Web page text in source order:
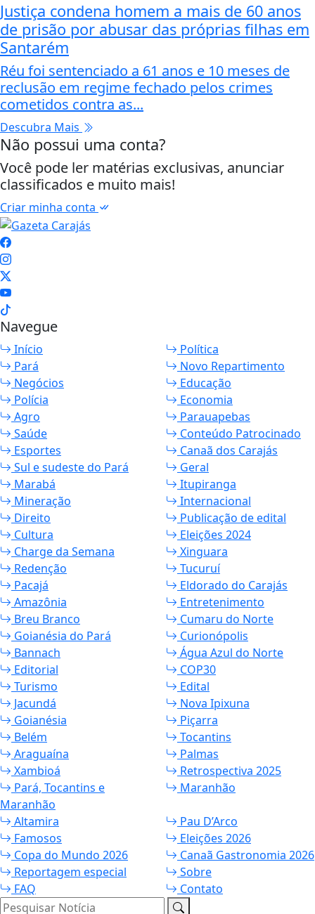
Justiça condena homem a mais de 60 anos
de prisão por abusar das próprias filhas em
Santarém
Réu foi sentenciado a 61 anos e 10 meses de
reclusão em regime fechado pelos crimes
cometidos contra as...
Descubra Mais
Não possui uma conta?
Você pode ler matérias exclusivas, anunciar
classificados e muito mais!
Criar minha conta
Navegue
Início
Política
Pará
Novo Repartimento
Negócios
Educação
Polícia
Economia
Agro
Parauapebas
Saúde
Conteúdo Patrocinado
Esportes
Canaã dos Carajás
Sul e sudeste do Pará
Geral
Marabá
Itupiranga
Mineração
Internacional
Direito
Publicação de edital
Cultura
Eleições 2024
Charge da Semana
Xinguara
Redenção
Tucuruí
Pacajá
Eldorado do Carajás
Amazônia
Entretenimento
Breu Branco
Cumaru do Norte
Goianésia do Pará
Curionópolis
Bannach
Água Azul do Norte
Editorial
COP30
Turismo
Edital
Jacundá
Nova Ipixuna
Goianésia
Piçarra
Belém
Tocantins
Araguaína
Palmas
Xambioá
Retrospectiva 2025
Pará, Tocantins e
Maranhão
Maranhão
Altamira
Pau D’Arco
Famosos
Eleições 2026
Copa do Mundo 2026
Canaã Gastronomia 2026
Reportagem especial
Sobre
FAQ
Contato
Pesquisar Notícia